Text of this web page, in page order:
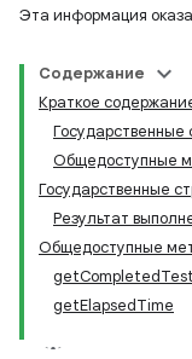
Эта информация
Содержание
Краткое
Государственные
Общедоступные
Государственные
Результат
Общедоступные
getElapsedTime